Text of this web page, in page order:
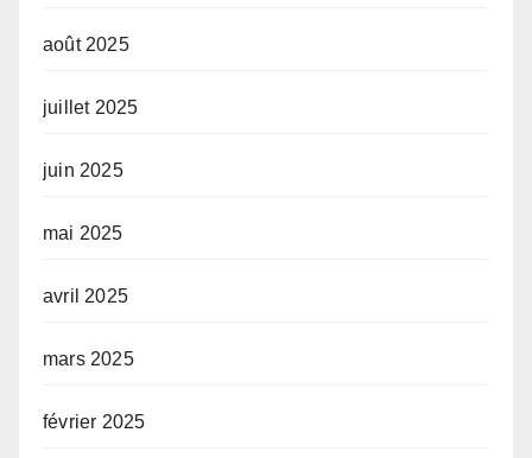
août 2025
juillet 2025
juin 2025
mai 2025
avril 2025
mars 2025
février 2025